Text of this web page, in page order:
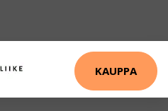
KAUPPA